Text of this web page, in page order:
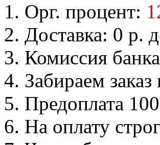
Орг. процент:
Доставка: 0 р.
Комиссия
Забираем
Предоплата
На оплату